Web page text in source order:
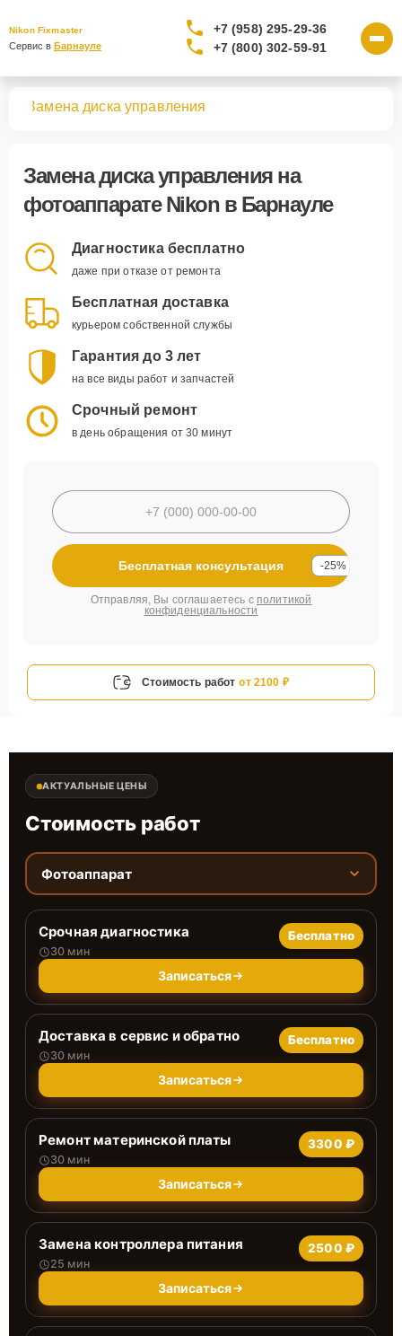
Nikon Fixmaster
Сервис в Барнауле
+7 (958) 295-29-36
+7 (800) 302-59-91
Замена диска управления
Замена диска управленияна
фотоаппарате Nikon в Барнауле
Диагностика бесплатно
даже при отказе от ремонта
Бесплатная доставка
курьером собственной службы
Гарантия до 3 лет
на все виды работ и запчастей
Срочный ремонт
в день обращения от 30 минут
Бесплатная консультация -25%
Отправляя, Вы соглашаетесь с политикой
конфиденциальности
Стоимость работ от 2100 ₽
АКТУАЛЬНЫЕ ЦЕНЫ
Стоимость работ
Фотоаппарат
Срочная диагностика
30 мин
Бесплатно
Записаться
Доставка в сервис и обратно
30 мин
Бесплатно
Записаться
Ремонт материнской платы
30 мин
3300 ₽
Записаться
Замена контроллера питания
25 мин
2500 ₽
Записаться